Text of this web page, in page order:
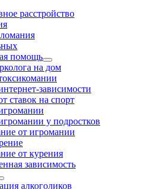
расстройство
помощь
на дом
зависимости
ставок на спорт
у подростков
от игромании
от курения
зависимость
алкоголиков